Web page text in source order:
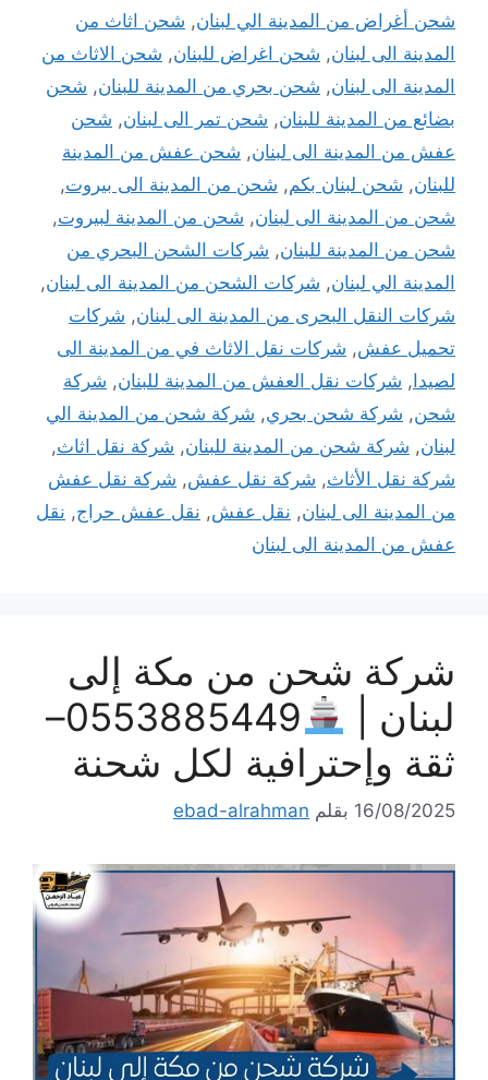
شحن أغراض من المدينة الي لبنان, شحن اثاث من
المدينة الى لبنان, شحن اغراض للبنان, شحن الاثاث من
المدينة الى لبنان, شحن بحري من المدينة للبنان, شحن
بضائع من المدينة للبنان, شحن تمر الى لبنان, شحن
عفش من المدينة الى لبنان, شحن عفش من المدينة
للبنان, شحن لبنان بكم, شحن من المدينة الى بيروت,
شحن من المدينة الى لبنان, شحن من المدينة لبيروت,
شحن من المدينة للبنان, شركات الشحن البحري من
المدينة الي لبنان, شركات الشحن من المدينة الى لبنان,
شركات النقل البحرى من المدينة الى لبنان, شركات
تحميل عفش, شركات نقل الاثاث في من المدينة الى
لصيدا, شركات نقل العفش من المدينة للبنان, شركة
شحن, شركة شحن بحري, شركة شحن من المدينة الي
لبنان, شركة شحن من المدينة للبنان, شركة نقل اثاث,
شركة نقل الأثاث, شركة نقل عفش, شركة نقل عفش
من المدينة الى لبنان, نقل عفش, نقل عفش حراج, نقل
عفش من المدينة الى لبنان
شركة شحن من مكة إلى
لبنان |
0553885449–
ثقة وإحترافية لكل شحنة
16/08/2025 بقلم ebad-alrahman